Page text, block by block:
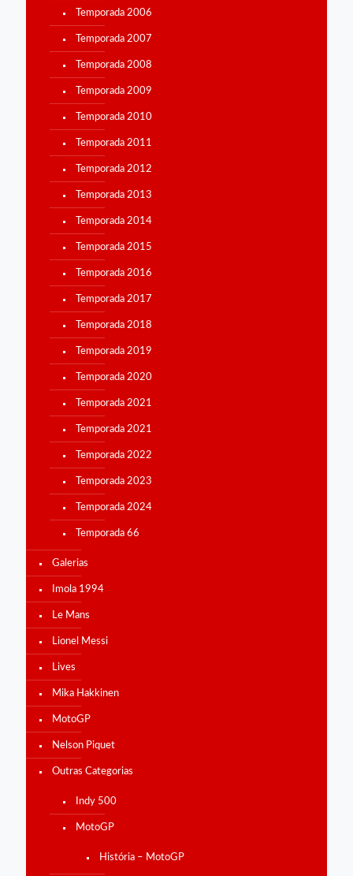
Temporada 2006
Temporada 2007
Temporada 2008
Temporada 2009
Temporada 2010
Temporada 2011
Temporada 2012
Temporada 2013
Temporada 2014
Temporada 2015
Temporada 2016
Temporada 2017
Temporada 2018
Temporada 2019
Temporada 2020
Temporada 2021
Temporada 2021
Temporada 2022
Temporada 2023
Temporada 2024
Temporada 66
Galerias
Imola 1994
Le Mans
Lionel Messi
Lives
Mika Hakkinen
MotoGP
Nelson Piquet
Outras Categorias
Indy 500
MotoGP
História – MotoGP